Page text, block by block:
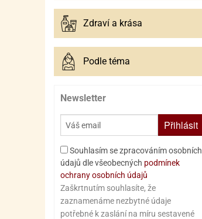
Zdraví a krása
Podle téma
Newsletter
Přihlásit
Souhlasím se zpracováním osobních
údajů dle všeobecných podmínek
ochrany osobních údajů
Zaškrtnutím souhlasíte, že
zaznamenáme nezbytné údaje
potřebné k zaslání na míru sestavené